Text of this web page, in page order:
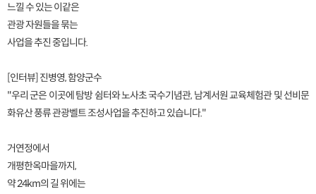
느낄 수 있는 이같은
관광 자원들을 묶는
사업을 추진 중입니다.
[인터뷰] 진병영, 함양군수
"우리 군은 이곳에 탐방 쉼터와 노사초 국수기념관, 남계서원 교육체험관 및 선비문
화유산 풍류 관광벨트 조성사업을 추진하고 있습니다."
거연정에서
개평한옥마을까지,
약 24km의 길 위에는